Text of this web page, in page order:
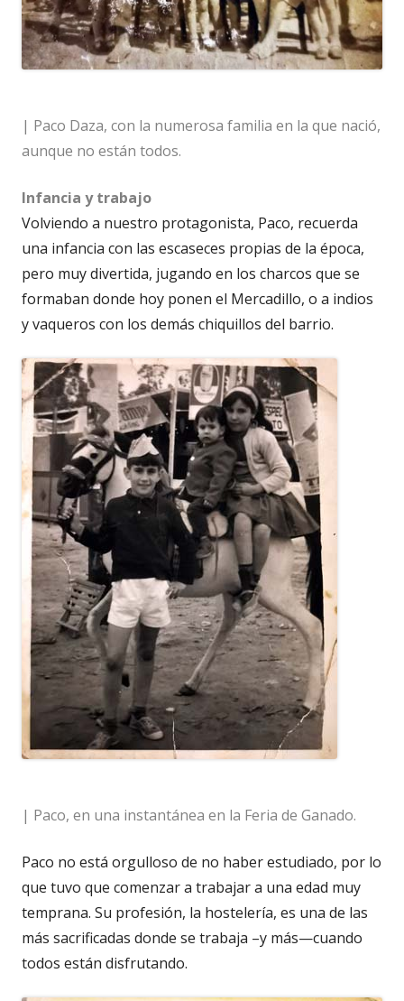
| Paco Daza, con la numerosa familia en la que nació,
aunque no están todos.
Infancia y trabajo
Volviendo a nuestro protagonista, Paco, recuerda
una infancia con las escaseces propias de la época,
pero muy divertida, jugando en los charcos que se
formaban donde hoy ponen el Mercadillo, o a indios
y vaqueros con los demás chiquillos del barrio.
| Paco, en una instantánea en la Feria de Ganado.
Paco no está orgulloso de no haber estudiado, por lo
que tuvo que comenzar a trabajar a una edad muy
temprana. Su profesión, la hostelería, es una de las
más sacrificadas donde se trabaja –y más—cuando
todos están disfrutando.